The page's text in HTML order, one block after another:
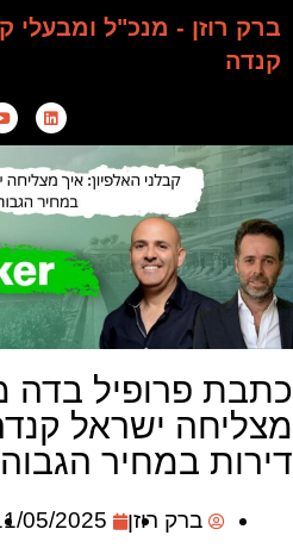
ברק רוזן - מנכ"ל ומבעלי
קנדה
כתבת פרופיל בדה
מצליחה ישראל
דירות במחיר
ברק רוזן 05/2025